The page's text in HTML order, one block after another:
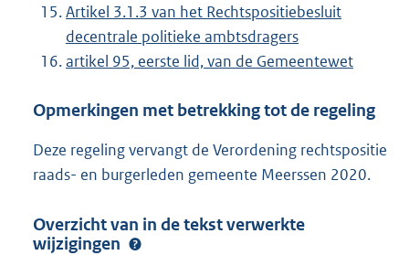
Artikel 3.1.3 van het Rechtspositiebesluit
decentrale politieke ambtsdragers
artikel 95, eerste lid, van de Gemeentewet
Opmerkingen met betrekking tot de regeling
Deze regeling vervangt de Verordening rechtspositie
raads- en burgerleden gemeente Meerssen 2020.
Overzicht van in de tekst verwerkte
wijzigingen